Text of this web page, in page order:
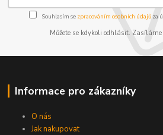
Souhlasím se zpracováním osobních údajůza
Můžete se kdykoli odhlásit.
Informace pro zákazníky
O nás
Jak nakupovat